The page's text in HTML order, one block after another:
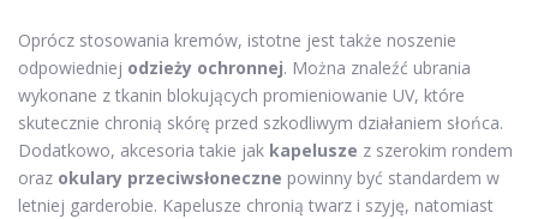
Oprócz stosowania kremów, istotne jest także noszenie
odpowiedniej odzieży ochronnej. Można znaleźć ubrania
wykonane z tkanin blokujących promieniowanie UV, które
skutecznie chronią skórę przed szkodliwym działaniem słońca.
Dodatkowo, akcesoria takie jak kapelusze z szerokim rondem
oraz okulary przeciwsłoneczne powinny być standardem w
letniej garderobie. Kapelusze chronią twarz i szyję, natomiast